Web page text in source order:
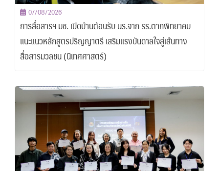
07/08/2026
การสื่อสารฯ มช. เปิดบ้านต้อนรับ นร.จาก รร.ตากพิทยาคม
แนะแนวหลักสูตรปริญญาตรี เสริมแรงบันดาลใจสู่เส้นทาง
สื่อสารมวลชน (นิเทศศาสตร์)